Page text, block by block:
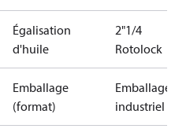
Égalisation
d'huile
2"1/4
Rotolock
Emballage
(format)
Emballage
industriel